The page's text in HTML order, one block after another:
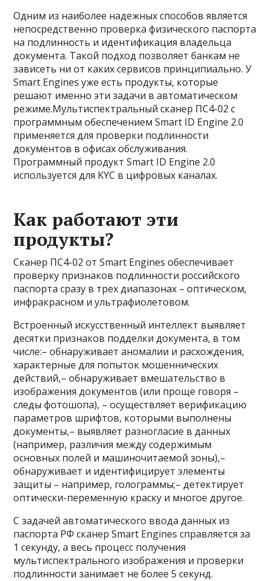
Одним из наиболее надежных способов является
непосредственно проверка физического паспорта
на подлинность и идентификация владельца
документа. Такой подход позволяет банкам не
зависеть ни от каких сервисов принципиально. У
Smart Engines уже есть продукты, которые
решают именно эти задачи в автоматическом
режиме.Мультиспектральный сканер ПС4-02 с
программным обеспечением Smart ID Engine 2.0
применяется для проверки подлинности
документов в офисах обслуживания.
Программный продукт Smart ID Engine 2.0
используется для KYC в цифровых каналах.
Как работают эти
продукты?
Сканер ПС4-02 от Smart Engines обеспечивает
проверку признаков подлинности российского
паспорта сразу в трех диапазонах – оптическом,
инфракрасном и ультрафиолетовом.
Встроенный искусственный интеллект выявляет
десятки признаков подделки документа, в том
числе:– обнаруживает аномалии и расхождения,
характерные для попыток мошеннических
действий,– обнаруживает вмешательство в
изображения документов (или проще говоря –
следы фотошопа), – осуществляет верификацию
параметров шрифтов, которыми выполнены
документы,– выявляет разногласие в данных
(например, различия между содержимым
основных полей и машиночитаемой зоны),–
обнаруживает и идентифицирует элементы
защиты – например, голограммы;– детектирует
оптически-переменную краску и многое другое.
С задачей автоматического ввода данных из
паспорта РФ сканер Smart Engines справляется за
1 секунду, а весь процесс получения
мультиспектрального изображения и проверки
подлинности занимает не более 5 секунд.